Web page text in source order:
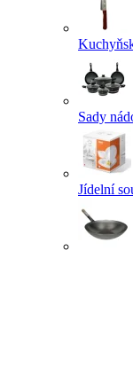
Sady
Jídelní